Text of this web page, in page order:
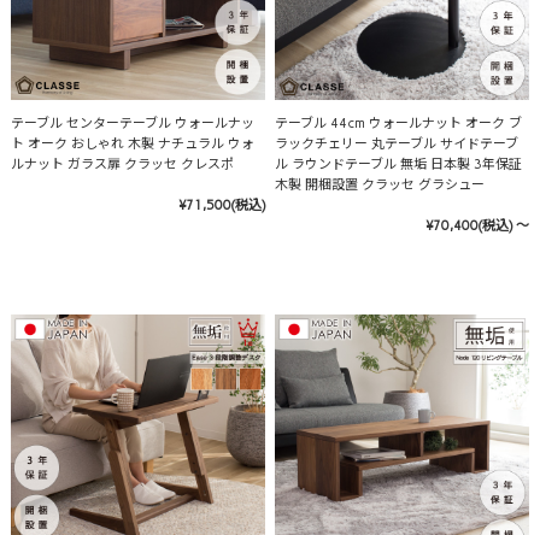
テーブル センターテーブル ウォールナッ
ト オーク おしゃれ 木製 ナチュラル ウォ
ルナット ガラス扉 クラッセ クレスポ
¥71,500(税込)
テーブル 44cm ウォールナット オーク ブ
ラックチェリー 丸テーブル サイドテーブ
ル ラウンドテーブル 無垢 日本製 3年保証
木製 開梱設置 クラッセ グラシュー
¥70,400(税込) ～